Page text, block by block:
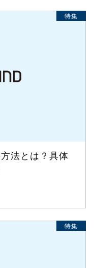
特集
法とは？具体
特集